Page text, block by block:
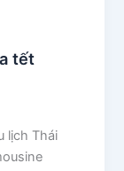
tết
lịch Thái